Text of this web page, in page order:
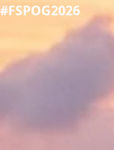
#FSPOG2026